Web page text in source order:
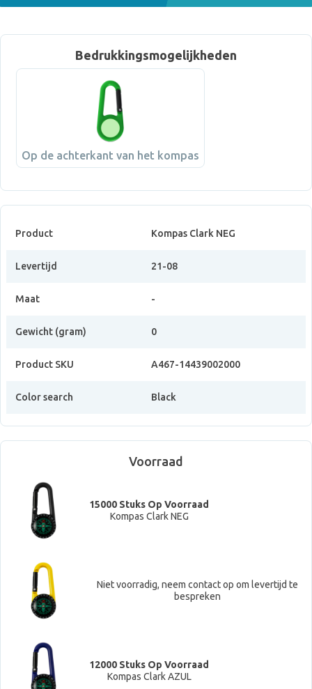
Bedrukkingsmogelijkheden
Op de achterkant van het kompas
Product Kompas Clark NEG
Levertijd 21-08
Maat -
Gewicht (gram) 0
Product SKU A467-14439002000
Color search Black
Voorraad
15000 Stuks Op Voorraad
Kompas Clark NEG
Niet voorradig, neem contact op om levertijd te
bespreken
12000 Stuks Op Voorraad
Kompas Clark AZUL